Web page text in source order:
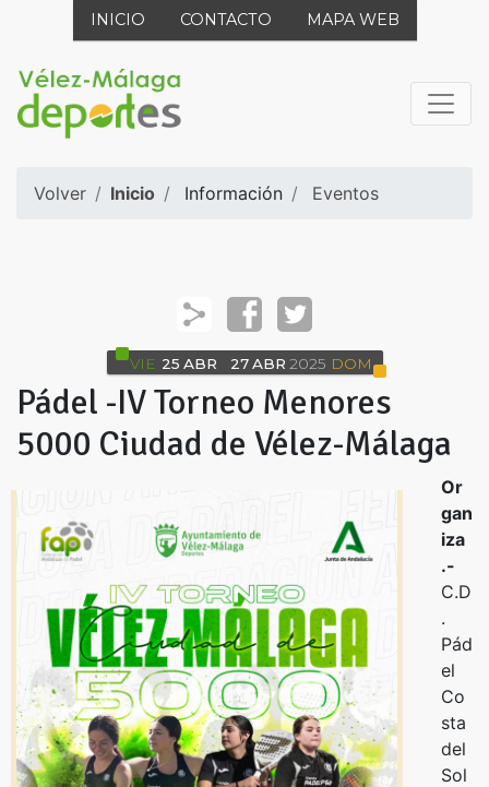
INICIO CONTACTO MAPA WEB
Volver Inicio Información Eventos
VIE 25 ABR 27 ABR 2025 DOM
Pádel -IV Torneo Menores
5000 Ciudad de Vélez-Málaga
Or
gan
iza
.-
C.D
.
Pád
el
Co
sta
del
Sol